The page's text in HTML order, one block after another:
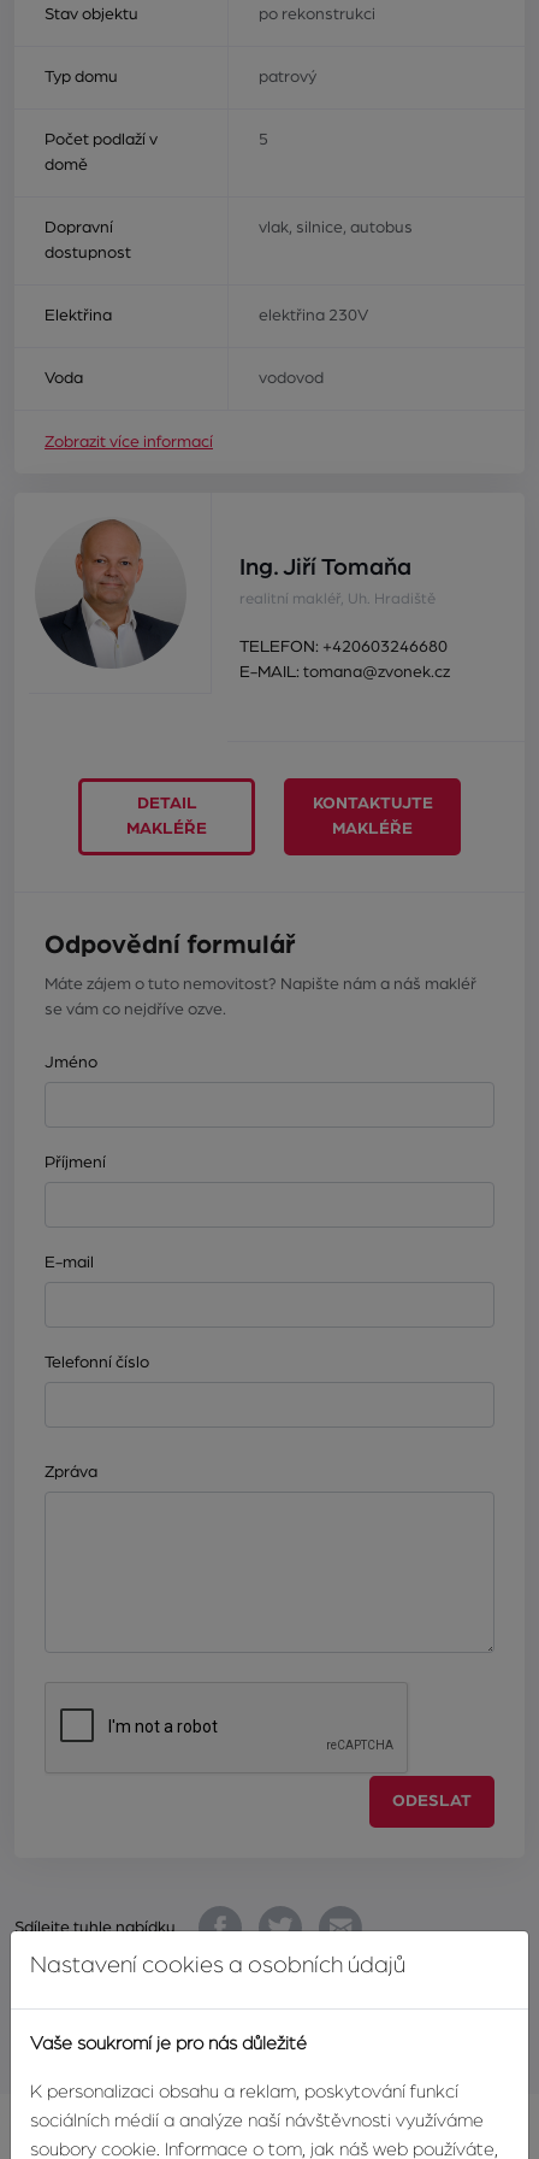
Stav objektu po rekonstrukci
Typ domu patrový
Počet podlaží v
domě
5
Dopravní
dostupnost
vlak, silnice, autobus
Elektřina elektřina 230V
Voda vodovod
Zobrazit více informací
Ing. Jiří Tomaňa
realitní makléř, Uh. Hradiště
TELEFON: +420603246680
E-MAIL: tomana@zvonek.cz
DETAIL
MAKLÉŘE
KONTAKTUJTE
MAKLÉŘE
Odpovědní formulář
Máte zájem o tuto nemovitost? Napište nám a náš makléř
se vám co nejdříve ozve.
Jméno
Příjmení
E-mail
Telefonní číslo
Zpráva
ODESLAT
Sdílejte tuhle nabídku
Realitní hlídač
Nastavení cookies a osobních údajů
Vaše soukromí je pro nás důležité
K personalizaci obsahu a reklam, poskytování funkcí
sociálních médií a analýze naší návštěvnosti využíváme
soubory cookie. Informace o tom, jak náš web používáte,